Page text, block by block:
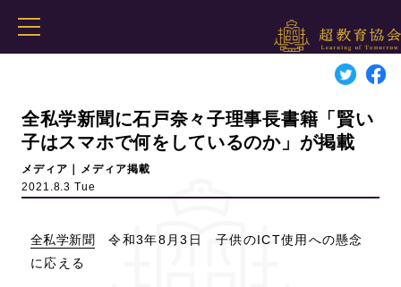
全私学新聞に石戸奈々子理事長書籍「賢い
子はスマホで何をしているのか」が掲載
メディア｜メディア掲載
2021.8.3 Tue
全私学新聞 令和3年8月3日 子供のICT使用への懸念
に応える